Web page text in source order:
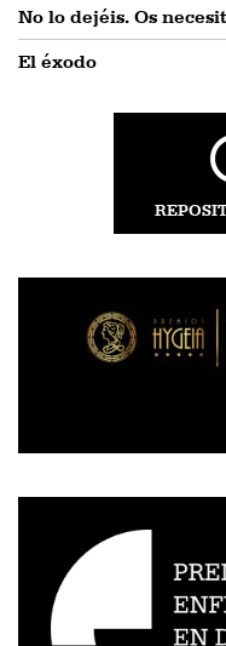
No lo dejéis. Os
El éxodo